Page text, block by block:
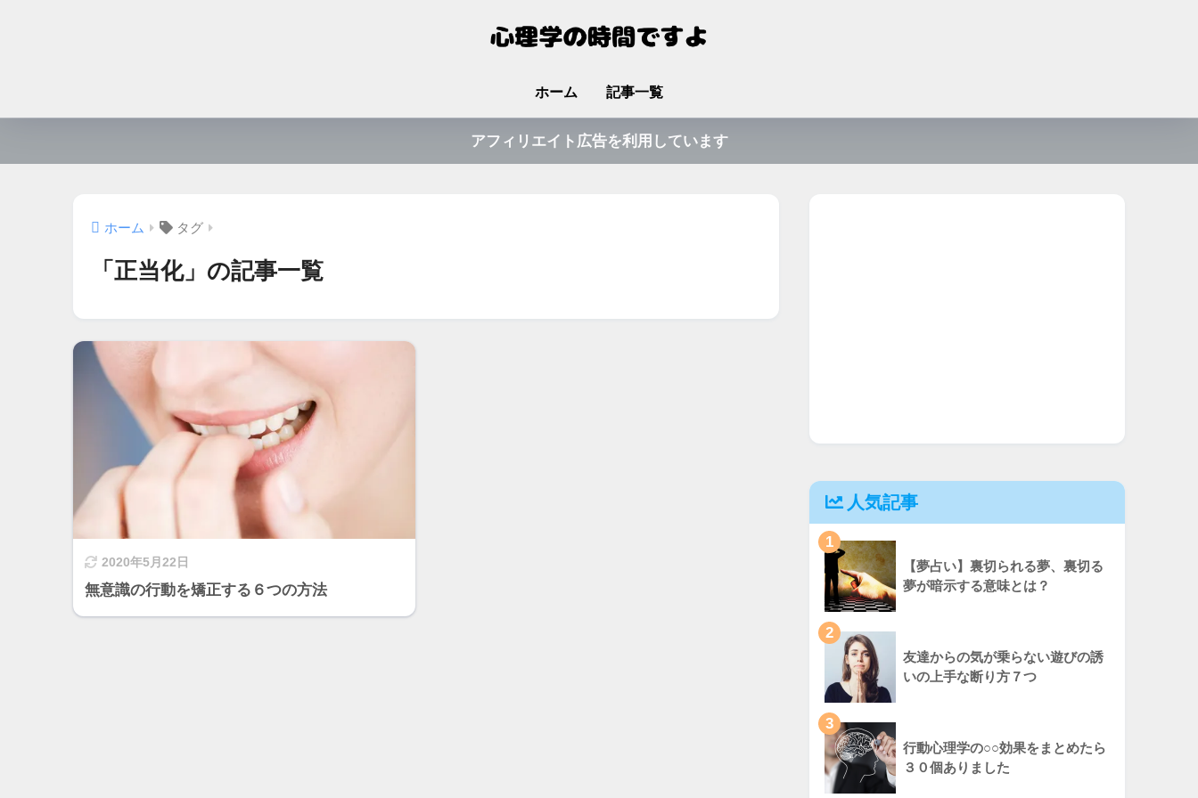
ホーム 記事一覧
アフィリエイト広告を利用しています
ホーム タグ
「正当化」の記事一覧
2020年5月22日
無意識の行動を矯正する６つの方法
人気記事
1
【夢占い】裏切られる夢、裏切る
夢が暗示する意味とは？
2
友達からの気が乗らない遊びの誘
いの上手な断り方７つ
3
行動心理学の○○効果をまとめたら
３０個ありました